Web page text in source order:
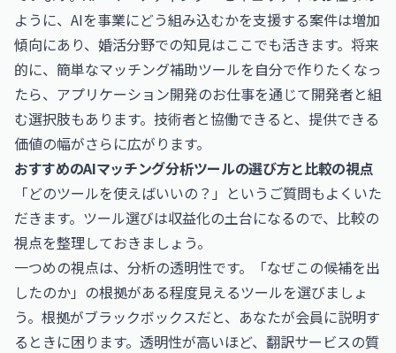
ように、AIを事業にどう組み込むかを支援する案件は増加
傾向にあり、婚活分野での知見はここでも活きます。将来
的に、簡単なマッチング補助ツールを自分で作りたくなっ
たら、 アプリケーション開発のお仕事を通じて開発者と組
む選択肢もあります。技術者と協働できると、提供できる
価値の幅がさらに広がります。
おすすめのAIマッチング分析ツールの選び方と比較の視点
「どのツールを使えばいいの？」というご質問もよくいた
だきます。ツール選びは収益化の土台になるので、比較の
視点を整理しておきましょう。
一つめの視点は、分析の透明性です。「なぜこの候補を出
したのか」の根拠がある程度見えるツールを選びましょ
う。根拠がブラックボックスだと、あなたが会員に説明す
るときに困ります。透明性が高いほど、翻訳サービスの質